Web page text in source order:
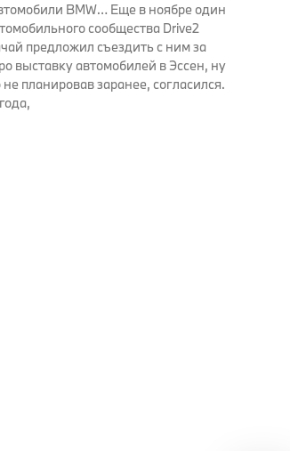
BMW… Еще в ноябре один
сообщества Drive2
предложил съездить с ним за
выставку автомобилей в Эссен, ну
планировав заранее, согласился.